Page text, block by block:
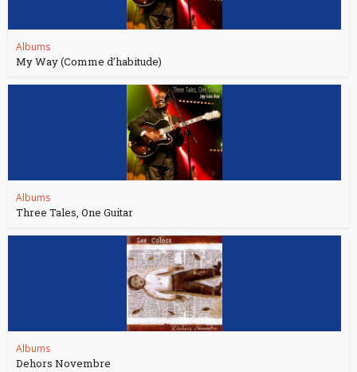
Albums
My Way (Comme d’habitude)
Albums
Three Tales, One Guitar
Albums
Dehors Novembre